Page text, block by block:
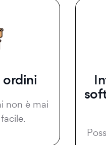
ordini
non è mai